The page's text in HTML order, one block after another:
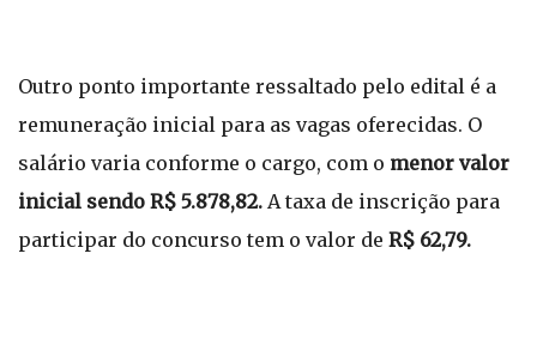
Outro ponto importante ressaltado pelo edital é a
remuneração inicial para as vagas oferecidas. O
salário varia conforme o cargo, com o menor valor
inicial sendo R$ 5.878,82. A taxa de inscrição para
participar do concurso tem o valor de R$ 62,79.